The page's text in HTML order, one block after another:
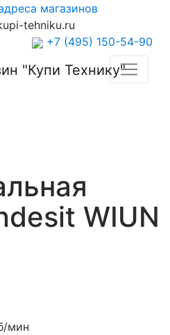
магазинов
tehniku.ru
+7 (495) 150-54-90
WIUN
мин